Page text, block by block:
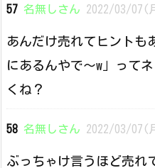
57 名無しさん 2022/03/07(
あんだけ売れてヒントも
にあるんやで〜w」って
くね？
58 名無しさん 2022/03/07(
ぶっちゃけ言うほど売れ